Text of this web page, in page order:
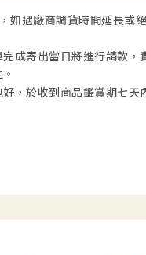
如遇廠商調貨時間延長或
成寄出當日將進行請款，
，於收到商品鑑賞期七天